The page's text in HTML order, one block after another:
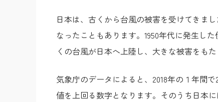
日本は、古くから台風の被害を受けてきま
なったこともあります。1950年代に発生し
くの台風が日本へ上陸し、大きな被害をも
気象庁のデータによると、2018年の１年間
値を上回る数字となります。そのうち日本